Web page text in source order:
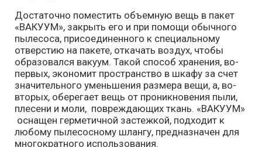
Достаточно поместить объемную вещь в пакет
«ВАКУУМ», закрыть его и при помощи обычного
пылесоса, присоединенного к специальному
отверстию на пакете, откачать воздух, чтобы
образовался вакуум. Такой способ хранения, во-
первых, экономит пространство в шкафу за счет
значительного уменьшения размера вещи, а, во-
вторых, оберегает вещь от проникновения пыли,
плесени и моли, повреждающих ткань. «ВАКУУМ»
оснащен герметичной застежкой, подходит к
любому пылесосному шлангу, предназначен для
многократного использования.